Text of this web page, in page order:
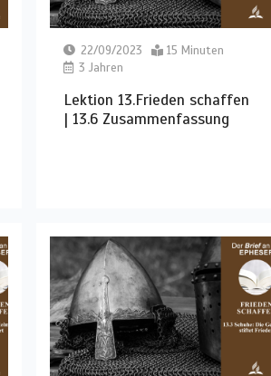
22/09/2023
15 Minuten
3 Jahren
Lektion 13.Frieden schaffen
| 13.6 Zusammenfassung